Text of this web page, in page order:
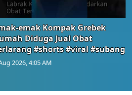
emak Kompak Grebek
Diduga Jual Obat
#shorts #viral #subang
2026, 4:05 AM